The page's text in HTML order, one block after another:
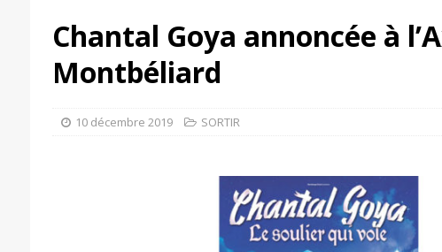
Chantal Goya annoncée à
Montbéliard
10 décembre 2019 SORTIR